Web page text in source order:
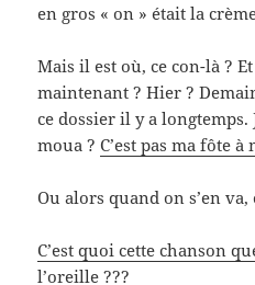
en gros « on » était la
Mais il est où, ce con-là ?
maintenant ? Hier ?
ce dossier il y a longtemps.
moua ?C’est pas ma fôte à
Ou alors quand on s’en
C’est quoi cette chanson
l’oreille ???